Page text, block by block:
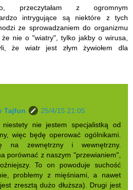
przeczytałam z ogromnym
intrygujące są niektóre z tych
ze sprowadzaniem do organizmu
nie o "wiatry", tylko jakby o wirusa,
że wiatr jest złym żywiołem dla
Tajfun
25/4/15 21:05
nie jestem specjalistką od
więc będę operować ogólnikami.
na zewnętrzny i wewnętrzny.
porównać z naszym "przewianiem",
To on powoduje suchość
problemy z mięśniami, a nawet
zresztą dużo dłuższa). Drugi jest